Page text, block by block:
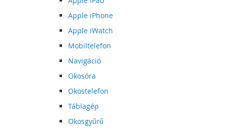
Apple iPhone
Apple iWatch
Mobiltelefon
Navigáció
Okosóra
Okostelefon
Táblagép
Okosgyűrű